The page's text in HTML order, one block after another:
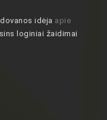
idėja apie
loginiai žaidimai